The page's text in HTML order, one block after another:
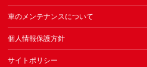
車のメンテナンスについて
個人情報保護方針
サイトポリシー